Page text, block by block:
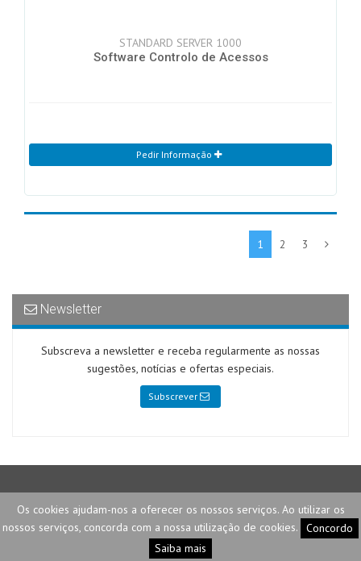
Os cookies ajudam-nos a oferecer os nossos serviços. Ao utilizar os
nossos serviços, concorda com a nossa utilização de cookies.
Concordo
Saiba mais
STANDARD SERVER 1000
Software Controlo de Acessos
Pedir Informação
1 2 3
Newsletter
Subscreva a newsletter e receba regularmente as nossas
sugestões, notícias e ofertas especiais.
Subscrever
2026 © Telemax | Privacidade e Segurança| Termos e Condições
Desenvolvido porFastluza